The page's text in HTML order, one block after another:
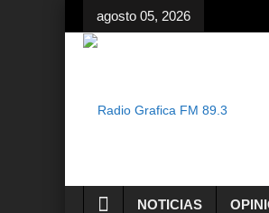
agosto 05, 2026
NOTICIAS